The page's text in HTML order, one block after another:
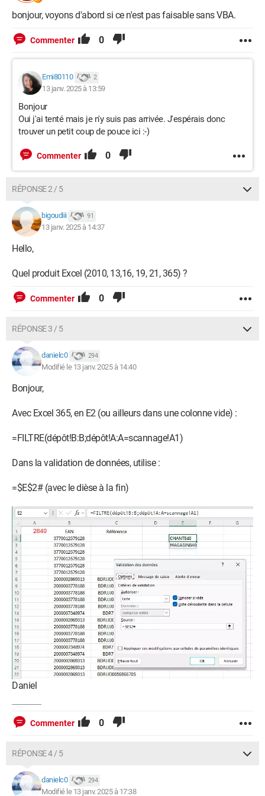
bonjour, voyons d'abord si ce n'est pas faisable sans VBA.
Commenter 0
Emi80110 2
13 janv. 2025 à 13:59
Bonjour
Oui j'ai tenté mais je n'y suis pas arrivée. J'espérais donc
trouver un petit coup de pouce ici :-)
Commenter 0
RÉPONSE 2 / 5
bigoudiii 91
13 janv. 2025 à 14:37
Hello,
Quel produit Excel (2010, 13,16, 19, 21, 365) ?
Commenter 0
RÉPONSE 3 / 5
danielc0 294
Modifié le 13 janv. 2025 à 14:40
Bonjour,
Avec Excel 365, en E2 (ou ailleurs dans une colonne vide) :
=FILTRE(dépôt!B:B;dépôt!A:A=scannage!A1)
Dans la validation de données, utilise :
=$E$2# (avec le dièse à la fin)
Daniel
Commenter 0
RÉPONSE 4 / 5
danielc0 294
Modifié le 13 janv. 2025 à 17:38